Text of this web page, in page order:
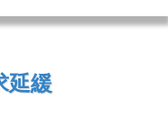
延緩